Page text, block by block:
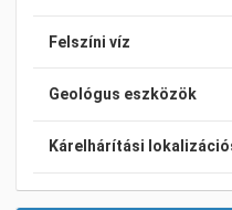
Felszíni víz
Geológus eszközök
Kárelhárítási